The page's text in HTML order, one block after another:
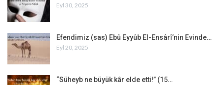
Eyl 30, 2025
Efendimiz (sas) Ebû Eyyûb El-Ensârî’nin Evinde…
Eyl 20, 2025
“Süheyb ne büyük kâr elde etti!” (15…